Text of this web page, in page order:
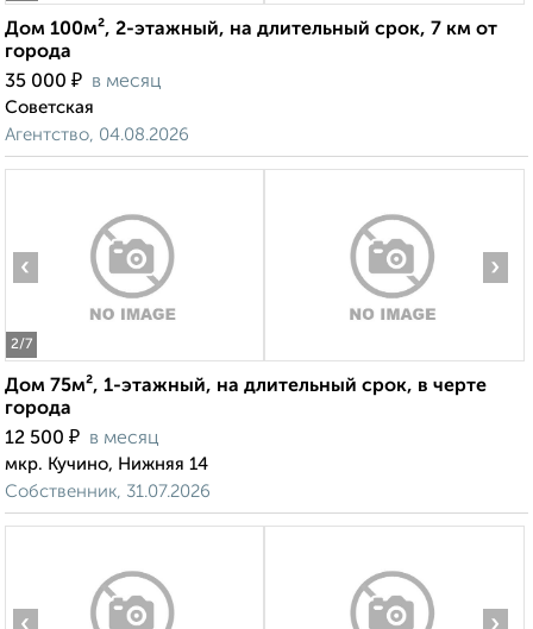
Дом 100м², 2-этажный, на длительный срок, 7 км от
города
35 000 ₽ в месяц
Советская
Агентство, 04.08.2026
2/7
‹ ›
Дом 75м², 1-этажный, на длительный срок, в черте
города
12 500 ₽ в месяц
мкр. Кучино, Нижняя 14
Собственник, 31.07.2026